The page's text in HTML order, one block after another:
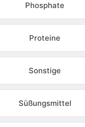
Phosphate
Proteine
Sonstige
Süßungsmittel